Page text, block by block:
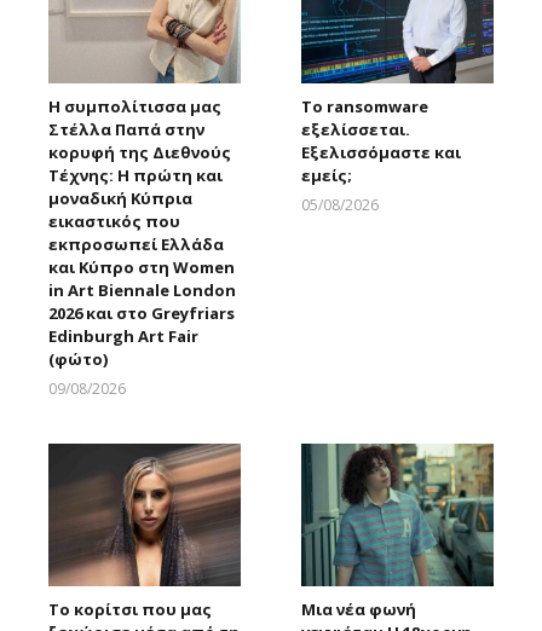
Η συμπολίτισσα μας
Στέλλα Παπά στην
κορυφή της Διεθνούς
Τέχνης: Η πρώτη και
μοναδική Κύπρια
εικαστικός που
εκπροσωπεί Ελλάδα
και Κύπρο στη Women
in Art Biennale London
2026 και στο Greyfriars
Edinburgh Art Fair
(φώτο)
09/08/2026
Το ransomware
εξελίσσεται.
Εξελισσόμαστε και
εμείς;
05/08/2026
Το κορίτσι που μας
Μια νέα φωνή